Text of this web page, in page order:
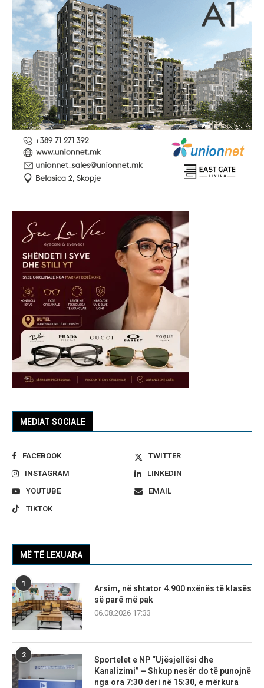
MEDIAT SOCIALE
FACEBOOK
TWITTER
INSTAGRAM
LINKEDIN
YOUTUBE
EMAIL
TIKTOK
MË TË LEXUARA
1
Arsim, në shtator 4.900 nxënës të klasës
së parë më pak
06.08.2026 17:33
2
Sportelet e NP “Ujësjellësi dhe
Kanalizimi” – Shkup nesër do të punojnë
nga ora 7:30 deri në 15:30, e mërkura